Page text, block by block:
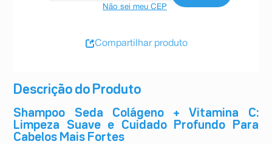
Descrição do Produto
Shampoo Seda Colágeno + Vitamina C:
Limpeza Suave e Cuidado Profundo Para
Cabelos Mais Fortes
Não sei meu CEP
Compartilhar produto